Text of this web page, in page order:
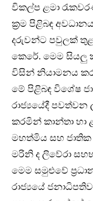
විකල්ප ළමා
ක්‍රම පිළිබඳ
දරුවන්ට පවුලක් තුළ
කෙරේ. මෙම සියලු
විසින් නියාමනය
මේ පිළිබඳ විශේෂ
රාජ්‍යයේදී පවත්වන
කරමින් කාන්තා හා
මහත්මිය සහ ජාතික
මරිනි ද ලිවේරා
මෙම සමුළුවේ
රාජ්‍යයේ